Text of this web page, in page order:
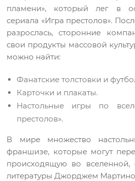
пламени», который лег в
сериала «Игра престолов».
разрослась, сторонние
свои продукты массовой
можно найти:
Фанатские толстовки и
Карточки и плакаты.
Настольные игры по
престолов».
В мире множество
франшизе, которые могут
происходящую во вселенной,
литературы Джорджем